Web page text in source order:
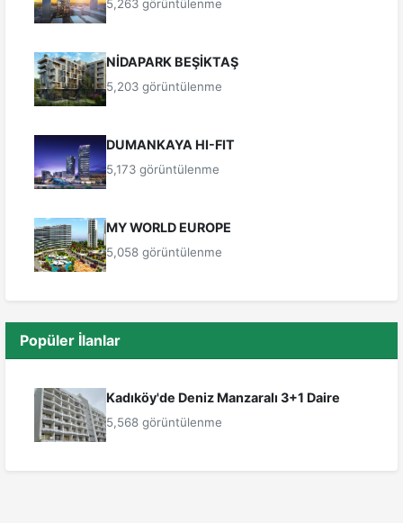
5,263 görüntülenme
NİDAPARK BEŞİKTAŞ
5,203 görüntülenme
DUMANKAYA HI-FIT
5,173 görüntülenme
MY WORLD EUROPE
5,058 görüntülenme
Popüler İlanlar
Kadıköy'de Deniz Manzaralı 3+1 Daire
5,568 görüntülenme